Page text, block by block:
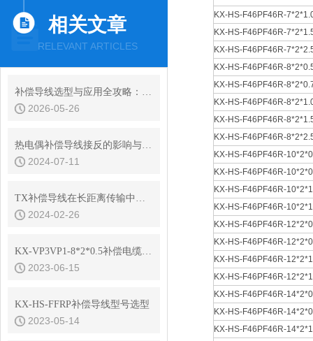
相关文章
RELEVANT ARTICLES
补偿导线选型与应用全攻略：从原理到实操
2026-05-26
热电偶补偿导线接反的影响与解决方法
2024-07-11
TX补偿导线在长距离传输中起到的关键作用
2024-02-26
KX-VP3VP1-8*2*0.5补偿电缆特种型号定制
2023-06-15
KX-HS-FFRP补偿导线型号选型
2023-05-14
KX-HS-F46PF46R-
KX-HS-F46PF46R-
KX-HS-F46PF46R-
KX-HS-F46PF46R-
KX-HS-F46PF46R-
KX-HS-F46PF46R-
KX-HS-F46PF46R-
KX-HS-F46PF46R-
KX-HS-F46PF46R-
KX-HS-F46PF46R-
KX-HS-F46PF46R-
KX-HS-F46PF46R-
KX-HS-F46PF46R-
KX-HS-F46PF46R-
KX-HS-F46PF46R-
KX-HS-F46PF46R-
KX-HS-F46PF46R-
KX-HS-F46PF46R-
KX-HS-F46PF46R-